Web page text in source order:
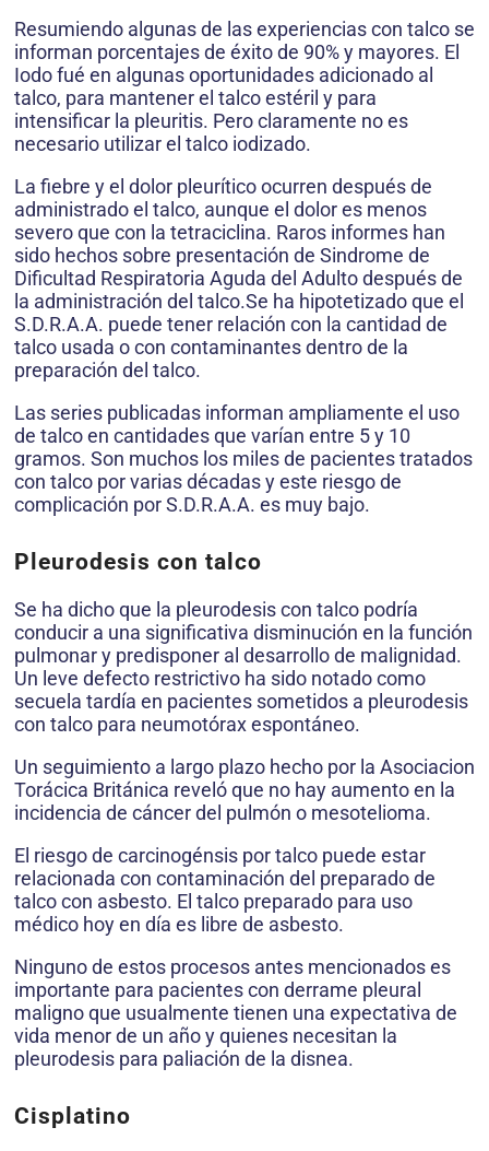
Resumiendo algunas de las experiencias con talco se
informan porcentajes de éxito de 90% y mayores. El
Iodo fué en algunas oportunidades adicionado al
talco, para mantener el talco estéril y para
intensificar la pleuritis. Pero claramente no es
necesario utilizar el talco iodizado.
La fiebre y el dolor pleurítico ocurren después de
administrado el talco, aunque el dolor es menos
severo que con la tetraciclina. Raros informes han
sido hechos sobre presentación de Sindrome de
Dificultad Respiratoria Aguda del Adulto después de
la administración del talco.Se ha hipotetizado que el
S.D.R.A.A. puede tener relación con la cantidad de
talco usada o con contaminantes dentro de la
preparación del talco.
Las series publicadas informan ampliamente el uso
de talco en cantidades que varían entre 5 y 10
gramos. Son muchos los miles de pacientes tratados
con talco por varias décadas y este riesgo de
complicación por S.D.R.A.A. es muy bajo.
Pleurodesis con talco
Se ha dicho que la pleurodesis con talco podría
conducir a una significativa disminución en la función
pulmonar y predisponer al desarrollo de malignidad.
Un leve defecto restrictivo ha sido notado como
secuela tardía en pacientes sometidos a pleurodesis
con talco para neumotórax espontáneo.
Un seguimiento a largo plazo hecho por la Asociacion
Torácica Británica reveló que no hay aumento en la
incidencia de cáncer del pulmón o mesotelioma.
El riesgo de carcinogénsis por talco puede estar
relacionada con contaminación del preparado de
talco con asbesto. El talco preparado para uso
médico hoy en día es libre de asbesto.
Ninguno de estos procesos antes mencionados es
importante para pacientes con derrame pleural
maligno que usualmente tienen una expectativa de
vida menor de un año y quienes necesitan la
pleurodesis para paliación de la disnea.
Cisplatino